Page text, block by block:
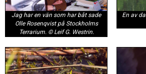
Jag har en vän som har båt sade
Olle Rosenqvist på Stockholms
Terrarium. © Leif G. Westrin.
En av